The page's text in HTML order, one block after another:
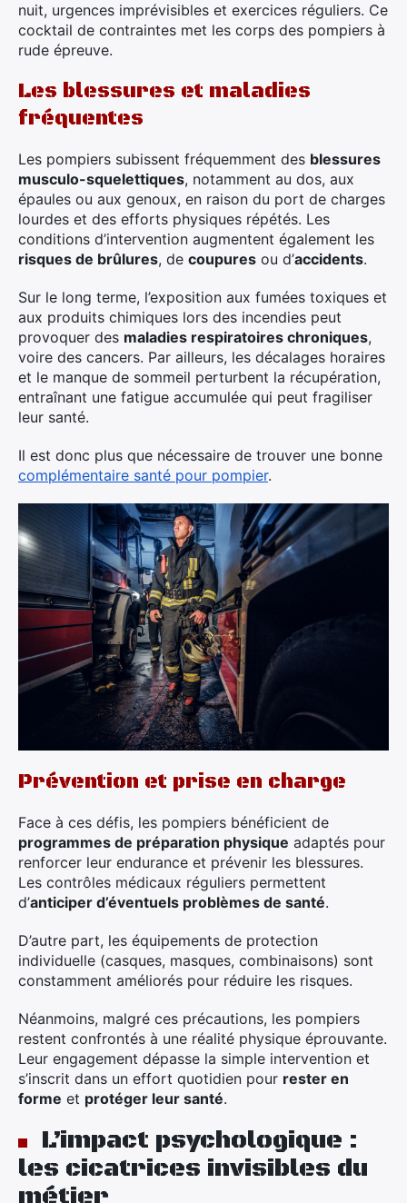
nuit, urgences imprévisibles et exercices réguliers. Ce
cocktail de contraintes met les corps des pompiers à
rude épreuve.
Les blessures et maladies
fréquentes
Les pompiers subissent fréquemment des blessures
musculo-squelettiques, notamment au dos, aux
épaules ou aux genoux, en raison du port de charges
lourdes et des efforts physiques répétés. Les
conditions d’intervention augmentent également les
risques de brûlures, de coupures ou d’accidents.
Sur le long terme, l’exposition aux fumées toxiques et
aux produits chimiques lors des incendies peut
provoquer des maladies respiratoires chroniques,
voire des cancers. Par ailleurs, les décalages horaires
et le manque de sommeil perturbent la récupération,
entraînant une fatigue accumulée qui peut fragiliser
leur santé.
Il est donc plus que nécessaire de trouver une bonne
complémentaire santé pour pompier.
Prévention et prise en charge
Face à ces défis, les pompiers bénéficient de
programmes de préparation physique adaptés pour
renforcer leur endurance et prévenir les blessures.
Les contrôles médicaux réguliers permettent
d’anticiper d’éventuels problèmes de santé.
D’autre part, les équipements de protection
individuelle (casques, masques, combinaisons) sont
constamment améliorés pour réduire les risques.
Néanmoins, malgré ces précautions, les pompiers
restent confrontés à une réalité physique éprouvante.
Leur engagement dépasse la simple intervention et
s’inscrit dans un effort quotidien pour rester en
forme et protéger leur santé.
L’impact psychologique :
les cicatrices invisibles du
métier